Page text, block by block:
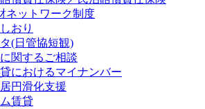
ネットワーク制度
おり
(日管協短観)
関するご相談
におけるマイナンバー
円滑化支援
賃貸